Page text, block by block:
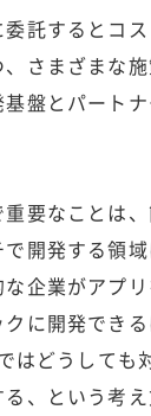
託するとコ
、さまざまな
盤とパート
重要なことは
開発する領
な企業がアプ
に開発でき
はどうしても
、という考